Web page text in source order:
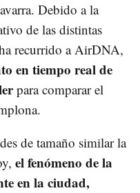
Debido a la
de las distintas
recurrido a AirDNA,
en tiempo real de
para comparar el
de tamaño similar la
el fenómeno de la
en la ciudad,